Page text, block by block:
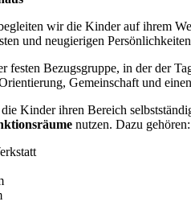
wir die Kinder auf ihrem
und neugierigen
festen Bezugsgruppe, in der der
Gemeinschaft und
Kinder ihren Bereich
nutzen. Dazu gehören: